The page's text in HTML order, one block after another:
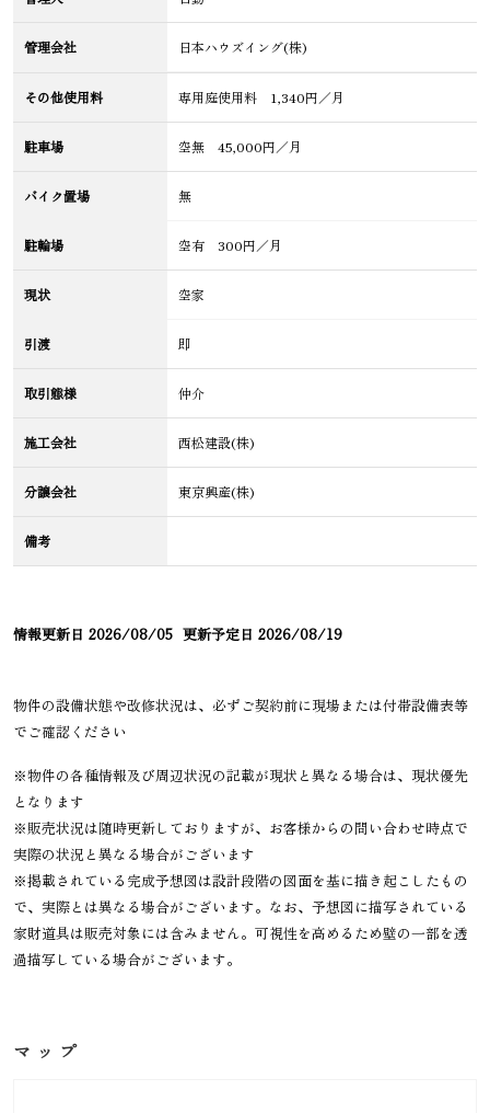
管理会社 日本ハウズイング(株)
その他使用料 専用庭使用料 1,340円／月
駐車場 空無 45,000円／月
バイク置場 無
駐輪場 空有 300円／月
現状 空家
引渡 即
取引態様 仲介
施工会社 西松建設(株)
分譲会社 東京興産(株)
備考
情報更新日 2026/08/05 更新予定日 2026/08/19
物件の設備状態や改修状況は、必ずご契約前に現場または付帯設備表等
でご確認ください
※物件の各種情報及び周辺状況の記載が現状と異なる場合は、現状優先
となります
※販売状況は随時更新しておりますが、お客様からの問い合わせ時点で
実際の状況と異なる場合がございます
※掲載されている完成予想図は設計段階の図面を基に描き起こしたもの
で、実際とは異なる場合がございます。なお、予想図に描写されている
家財道具は販売対象には含みません。可視性を高めるため壁の一部を透
過描写している場合がございます。
マップ